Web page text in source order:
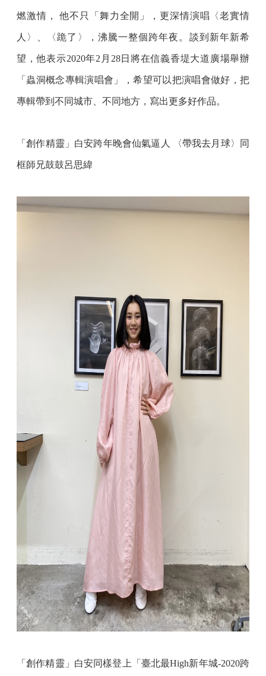
燃激情， 他不只「舞力全開」，更深情演唱〈老實情
人〉、〈跪了〉，沸騰一整個跨年夜。談到新年新希
望，他表示2020年2月28日將在信義香堤大道廣場舉辦
「蟲洞概念專輯演唱會」，希望可以把演唱會做好，把
專輯帶到不同城市、不同地方，寫出更多好作品。
「創作精靈」白安跨年晚會仙氣逼人 〈帶我去月球〉同
框師兄鼓鼓呂思緯
「創作精靈」白安同樣登上「臺北最High新年城-2020跨